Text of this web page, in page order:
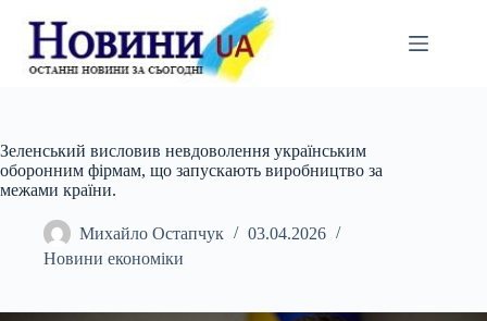
вмісту
Зеленський висловив невдоволення українським
оборонним фірмам, що запускають виробництво за
межами країни.
Михайло Остапчук
03.04.2026
Новини економіки